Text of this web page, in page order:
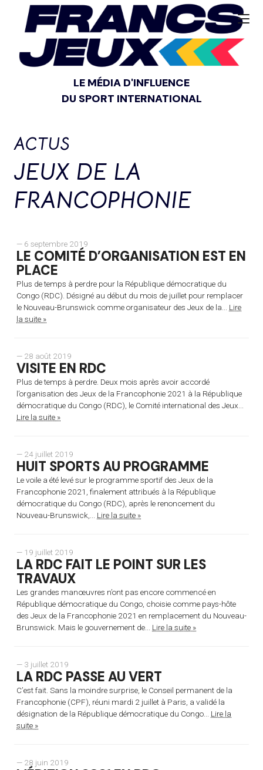
LE MÉDIA D'INFLUENCE
DU SPORT INTERNATIONAL
ACTUS
JEUX DE LA
FRANCOPHONIE
— 6 septembre 2019
LE COMITÉ D’ORGANISATION EST EN
PLACE
Plus de temps à perdre pour la République démocratique du
Congo (RDC). Désigné au début du mois de juillet pour remplacer
le Nouveau-Brunswick comme organisateur des Jeux de la... Lire
la suite »
— 28 août 2019
VISITE EN RDC
Plus de temps à perdre. Deux mois après avoir accordé
l’organisation des Jeux de la Francophonie 2021 à la République
démocratique du Congo (RDC), le Comité international des Jeux...
Lire la suite »
— 24 juillet 2019
HUIT SPORTS AU PROGRAMME
Le voile a été levé sur le programme sportif des Jeux de la
Francophonie 2021, finalement attribués à la République
démocratique du Congo (RDC), après le renoncement du
Nouveau-Brunswick,... Lire la suite »
— 19 juillet 2019
LA RDC FAIT LE POINT SUR LES
TRAVAUX
Les grandes manœuvres n’ont pas encore commencé en
République démocratique du Congo, choisie comme pays-hôte
des Jeux de la Francophonie 2021 en remplacement du Nouveau-
Brunswick. Mais le gouvernement de... Lire la suite »
— 3 juillet 2019
LA RDC PASSE AU VERT
C’est fait. Sans la moindre surprise, le Conseil permanent de la
Francophonie (CPF), réuni mardi 2 juillet à Paris, a validé la
désignation de la République démocratique du Congo... Lire la
suite »
— 28 juin 2019